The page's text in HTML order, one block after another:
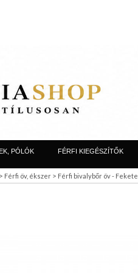
PÓLÓK FÉRFI KIEGÉSZÍTŐK
> Férfi öv, ékszer > Férfi bivalybőr öv - Fekete